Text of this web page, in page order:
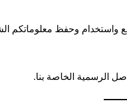
واستخدام وحفظ معلوماتكم
الرسمية الخاصة بنا.